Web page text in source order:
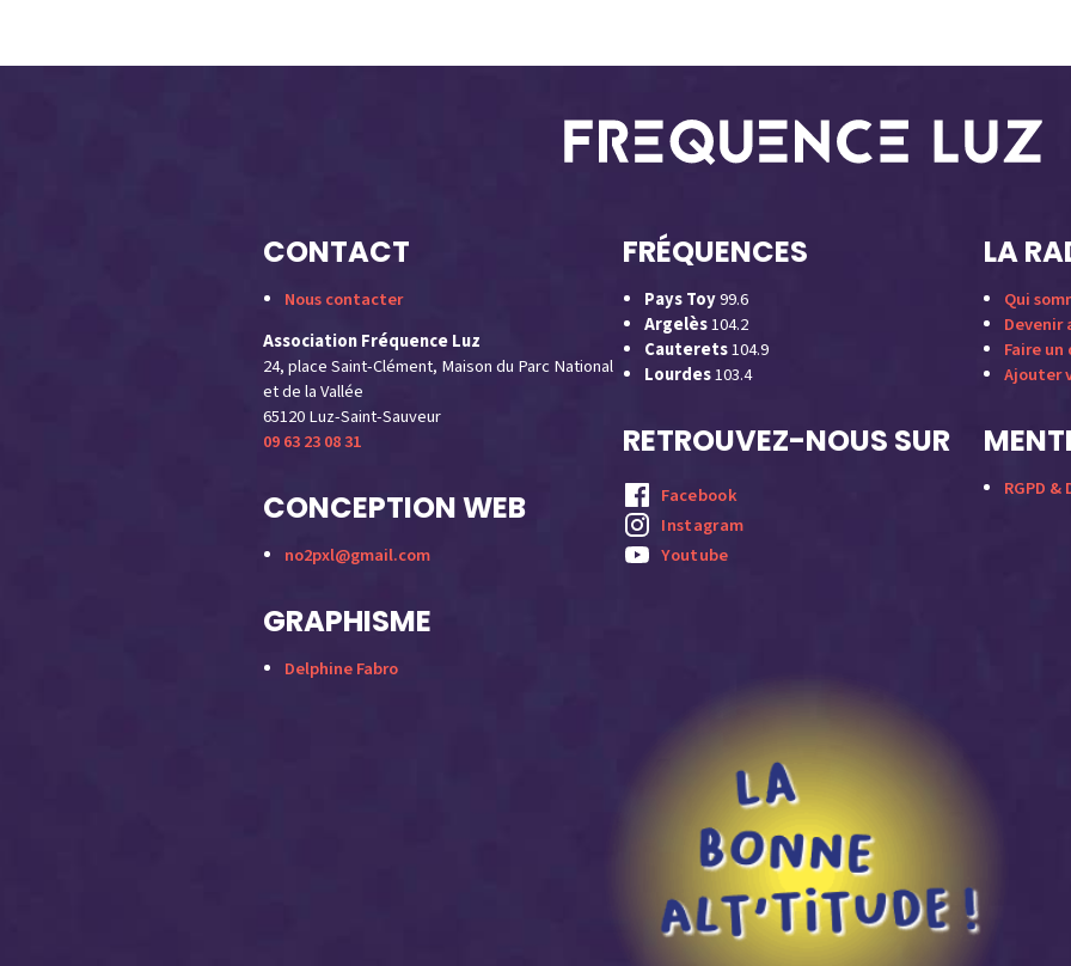
CONTACT
Nous contacter
Association Fréquence Luz
24, place Saint-Clément, Maison du Parc National
et de la Vallée
65120 Luz-Saint-Sauveur
09 63 23 08 31
CONCEPTION WEB
no2pxl@gmail.com
GRAPHISME
Delphine Fabro
FRÉQUENCES
Pays Toy99.6
Argelès104.2
Cauterets104.9
Lourdes103.4
RETROUVEZ-NOUS SUR
Facebook
Instagram
Youtube
LA
Qui
Devenir
Faire
Ajouter
RGPD